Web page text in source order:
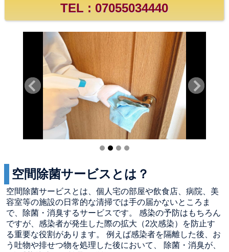
TEL : 07055034440
空間除菌サービスとは？
空間除菌サービスとは、個人宅の部屋や飲食店、病院、美
容室等の施設の日常的な清掃では手の届かないところま
で、除菌・消臭するサービスです。 感染の予防はもちろん
ですが、感染者が発生した際の拡大（2次感染）を防止す
る重要な役割があります。 例えば感染者を隔離した後、お
う吐物や排せつ物を処理した後において、 除菌・消臭が、